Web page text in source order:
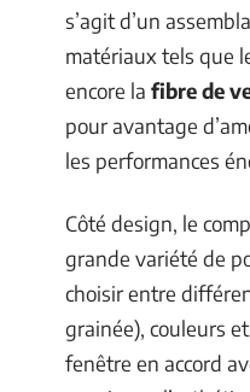
s’agit d’un
matériaux tels que
encore la fibre de
pour avantage
les performances
Côté design, le
grande variété de
choisir entre
grainée), couleurs
fenêtre en accord